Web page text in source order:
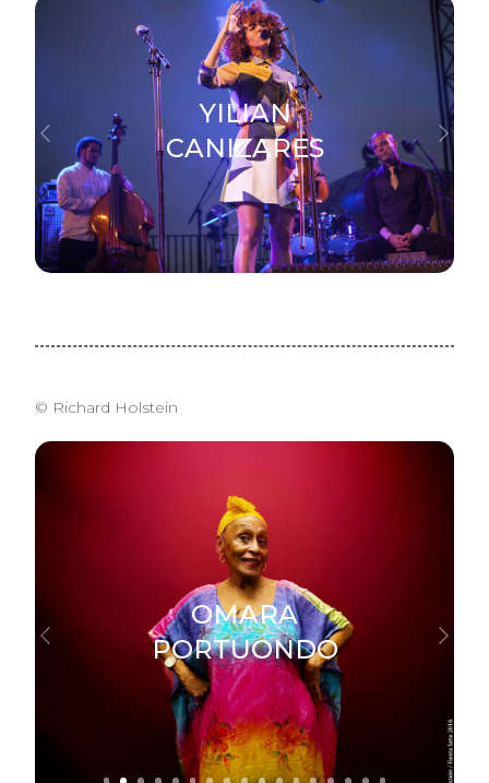
YILIAN
CANIZARES
Previous Next
© Richard Holstein
OMARA
PORTUONDO
Previous Next